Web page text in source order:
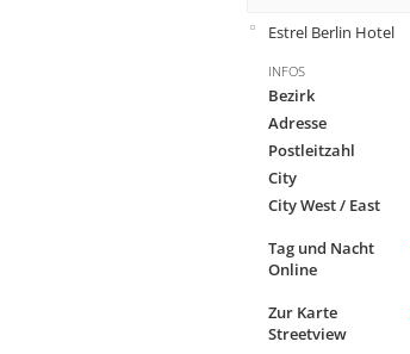
Estrel Berlin Hotel
INFOS
Bezirk
Adresse
Postleitzahl
City
City West / East
Tag und Nacht
Online
Zur Karte
Streetview